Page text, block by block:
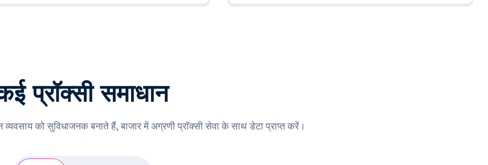
प्रॉक्सी समाधान
को सुविधाजनक बनाते हैं, बाजार में अग्रणी प्रॉक्सी सेवा के साथ डेटा प्राप्त करें।